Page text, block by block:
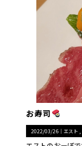
お寿司
2022/03/26｜ エスト